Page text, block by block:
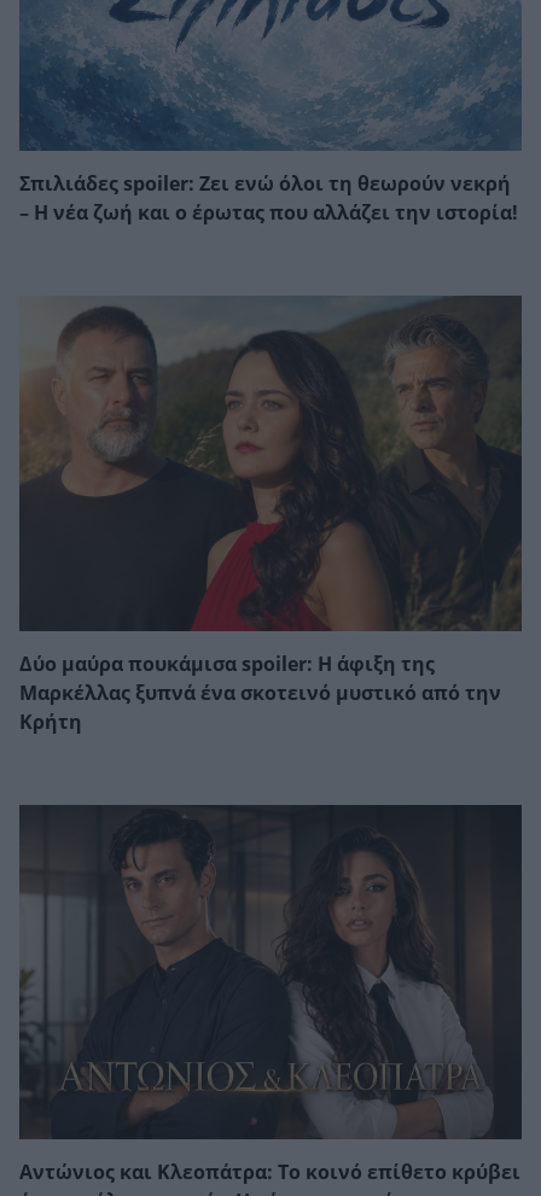
Σπιλιάδες spoiler: Ζει ενώ όλοι τη θεωρούν νεκρή
– Η νέα ζωή και ο έρωτας που αλλάζει την ιστορία!
Δύο μαύρα πουκάμισα spoiler: Η άφιξη της
Μαρκέλλας ξυπνά ένα σκοτεινό μυστικό από την
Κρήτη
Αντώνιος και Κλεοπάτρα: Το κοινό επίθετο κρύβει